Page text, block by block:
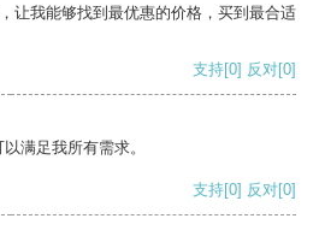
让我能够找到最优惠的价格，买到最合适
支持[0] 反对[0]
满足我所有需求。
支持[0] 反对[0]